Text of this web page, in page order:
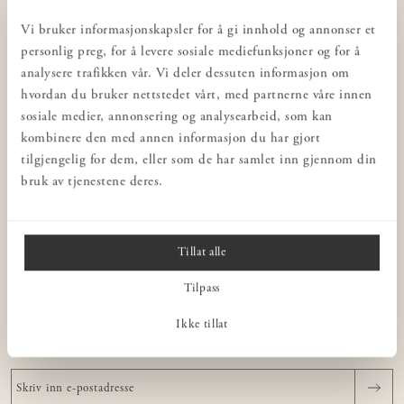
Vi bruker informasjonskapsler for å gi innhold og annonser et
personlig preg, for å levere sosiale mediefunksjoner og for å
analysere trafikken vår. Vi deler dessuten informasjon om
hvordan du bruker nettstedet vårt, med partnerne våre innen
sosiale medier, annonsering og analysearbeid, som kan
kombinere den med annen informasjon du har gjort
tilgjengelig for dem, eller som de har samlet inn gjennom din
bruk av tjenestene deres.
Tillat alle
Tilpass
Ikke tillat
Kontakt oss
Integritetspolicy
Butikker
Interiørdesign for bedrifter
Rådgivning